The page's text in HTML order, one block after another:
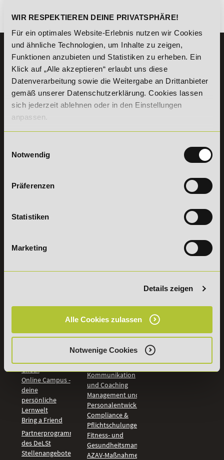
WIR RESPEKTIEREN DEINE PRIVATSPHÄRE!
Für ein optimales Website-Erlebnis nutzen wir Cookies
und ähnliche Technologien, um Inhalte zu zeigen,
Funktionen anzubieten und Statistiken zu erheben. Ein
Klick auf „Alle akzeptieren“ erlaubt uns diese
Datenverarbeitung sowie die Weitergabe an Drittanbieter
gemäß unserer Datenschutzerklärung. Cookies lassen
sich jederzeit ablehnen oder in den Einstellungen
anpassen.
Notwendig
Präferenzen
Statistiken
Marketing
Details zeigen
Alle Cookies zulassen
Notwenige Cookies
Es gibt keine Einträge mit diesem Anfangsbuchstaben.
KONTAKT
07191 - 22986 - 0
+49 (0) 7191 9513203
DeLSt GmbH - Deutsches eLearning Studieninstitut
Willy-Brandt-Platz 2
71522Backnang
Fax:+49 (0) 7191 - 22 986 - 99
Freitag: 8:00 - 17:00 Uhr
Vertrag
DeLSt
Bildungsgutschein
Check
Online Campus -
deine
persönliche
Lernwelt
Bring a Friend
Partnerprogramm
des DeLSt
Stellenangebote
IHK-
Rechnungswesen
Bildung &
Digitales Lernen
Künstliche
Marketing und
Vertrieb
Kommunikation
und Coaching
Management und
Personalentwicklung
Compliance &
Pflichtschulungen
Fitness- und
Gesundheitsmanagement
AZAV-Maßnahmen